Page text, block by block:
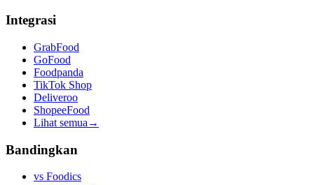
Integrasi
GrabFood
GoFood
Foodpanda
TikTok Shop
Deliveroo
ShopeeFood
Lihat semua →
Bandingkan
vs Foodics